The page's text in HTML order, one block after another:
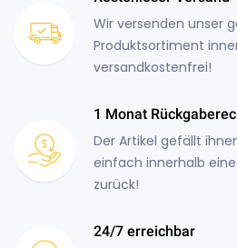
Wir versenden unser
Produktsortiment
versandkostenfrei!
1 Monat
Der Artikel gefällt
einfach innerhalb
zurück!
24/7 erreichbar